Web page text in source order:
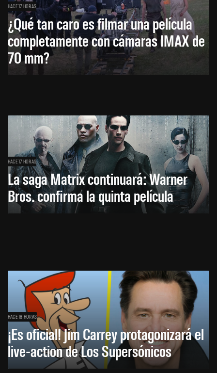
HACE 17 HORAS
¿Qué tan caro es filmar una película
completamente con cámaras IMAX de
70 mm?
HACE 17 HORAS
La saga Matrix continuará: Warner
Bros. confirma la quinta película
HACE 18 HORAS
¡Es oficial! Jim Carrey protagonizará el
live-action de Los Supersónicos